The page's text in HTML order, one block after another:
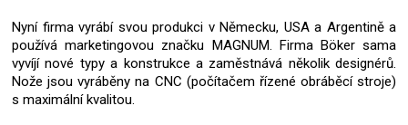
Nyní firma vyrábí svou produkci v Německu, USA a Argentině a
používá marketingovou značku MAGNUM. Firma Böker sama
vyvíjí nové typy a konstrukce a zaměstnává několik designérů.
Nože jsou vyráběny na CNC (počítačem řízené obráběcí stroje)
s maximální kvalitou.